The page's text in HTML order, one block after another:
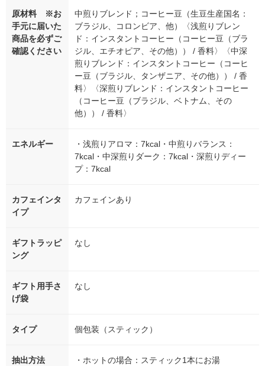
原材料 ※お
手元に届いた
商品を必ずご
確認ください
中煎りブレンド；コーヒー豆（生豆生産国名：
ブラジル、コロンビア、他）〈浅煎りブレン
ド：インスタントコーヒー（コーヒー豆（ブラ
ジル、エチオピア、その他）） / 香料〉〈中深
煎りブレンド：インスタントコーヒー（コーヒ
ー豆（ブラジル、タンザニア、その他）） / 香
料〉〈深煎りブレンド：インスタントコーヒー
（コーヒー豆（ブラジル、ベトナム、その
他）） / 香料〉
エネルギー
・浅煎りアロマ：7kcal・中煎りバランス：
7kcal・中深煎りダーク：7kcal・深煎りディー
プ：7kcal
カフェインタ
イプ
カフェインあり
ギフトラッピ
ング
なし
ギフト用手さ
げ袋
なし
タイプ 個包装（スティック）
抽出方法
・ホットの場合：スティック1本にお湯